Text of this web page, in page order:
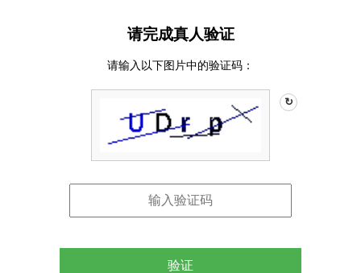
请完成真人验证
请输入以下图片中的验证码：
↻
验证